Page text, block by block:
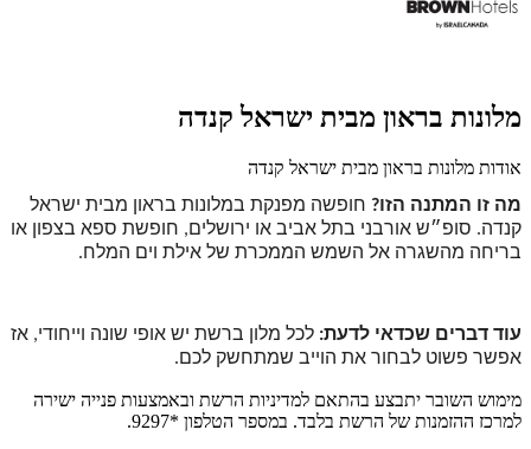
מלונות בראון מבית ישראל קנדה
אודות מלונות בראון מבית ישראל קנדה
מה זו המתנה הזו? חופשה מפנקת במלונות בראון מבית ישראל
קנדה. סופ״ש אורבני בתל אביב או ירושלים, חופשת ספא בצפון או
בריחה מהשגרה אל השמש הממכרת של אילת וים המלח.
עוד דברים שכדאי לדעת: לכל מלון ברשת יש אופי שונה וייחודי, אז
אפשר פשוט לבחור את הוייב שמתחשק לכם.
מימוש השובר יתבצע בהתאם למדיניות הרשת ובאמצעות פנייה ישירה
למרכז ההזמנות של הרשת בלבד. במספר הטלפון *9297.